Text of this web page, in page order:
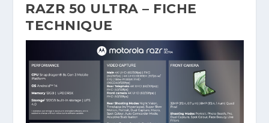
RAZR 50 ULTRA – FICHE
TECHNIQUE